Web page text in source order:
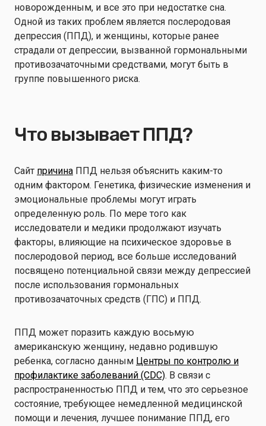
новорожденным, и все это при недостатке сна.
Одной из таких проблем является послеродовая
депрессия (ППД), и женщины, которые ранее
страдали от депрессии, вызванной гормональными
противозачаточными средствами, могут быть в
группе повышенного риска.
Что вызывает ППД?
Сайт причина ППД нельзя объяснить каким-то
одним фактором. Генетика, физические изменения и
эмоциональные проблемы могут играть
определенную роль. По мере того как
исследователи и медики продолжают изучать
факторы, влияющие на психическое здоровье в
послеродовой период, все больше исследований
посвящено потенциальной связи между депрессией
после использования гормональных
противозачаточных средств (ГПС) и ППД.
ППД может поразить каждую восьмую
американскую женщину, недавно родившую
ребенка, согласно данным Центры по контролю и
профилактике заболеваний (CDC). В связи с
распространенностью ППД и тем, что это серьезное
состояние, требующее немедленной медицинской
помощи и лечения, лучшее понимание ППД, его